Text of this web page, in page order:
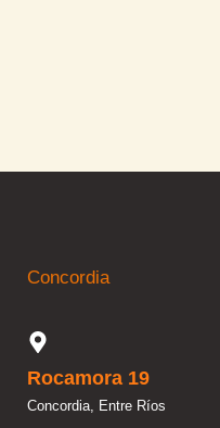
Concordia
Rocamora 19
Concordia, Entre Ríos